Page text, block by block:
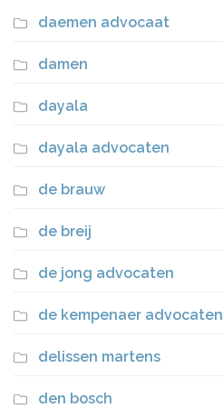
daemen advocaat
damen
dayala
dayala advocaten
de brauw
de breij
de jong advocaten
de kempenaer advocaten
delissen martens
den bosch